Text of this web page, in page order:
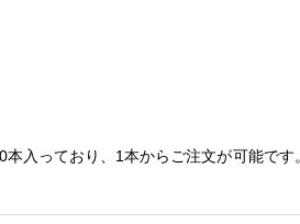
入っており、1本からご注文が可能で